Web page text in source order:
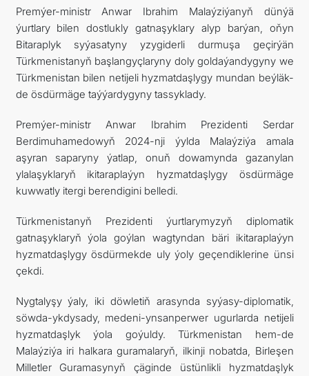
Premýer-ministr Anwar Ibrahim Malaýziýanyň dünýä
ýurtlary bilen dostlukly gatnaşyklary alyp barýan, oňyn
Bitaraplyk syýasatyny yzygiderli durmuşa geçirýän
Türkmenistanyň başlangyçlaryny doly goldaýandygyny we
Türkmenistan bilen netijeli hyzmatdaşlygy mundan beýläk-
de ösdürmäge taýýardygyny tassyklady.
Premýer-ministr Anwar Ibrahim Prezidenti Serdar
Berdimuhamedowyň 2024-nji ýylda Malaýziýa amala
aşyran saparyny ýatlap, onuň dowamynda gazanylan
ylalaşyklaryň ikitaraplaýyn hyzmatdaşlygy ösdürmäge
kuwwatly itergi berendigini belledi.
Türkmenistanyň Prezidenti ýurtlarymyzyň diplomatik
gatnaşyklaryň ýola goýlan wagtyndan bäri ikitaraplaýyn
hyzmatdaşlygy ösdürmekde uly ýoly geçendiklerine ünsi
çekdi.
Nygtalyşy ýaly, iki döwletiň arasynda syýasy-diplomatik,
söwda-ykdysady, medeni-ynsanperwer ugurlarda netijeli
hyzmatdaşlyk ýola goýuldy. Türkmenistan hem-de
Malaýziýa iri halkara guramalaryň, ilkinji nobatda, Birleşen
Milletler Guramasynyň çäginde üstünlikli hyzmatdaşlyk